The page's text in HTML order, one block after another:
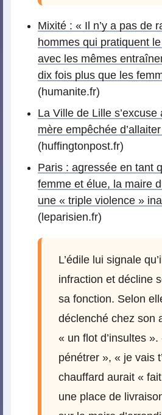
Mixité : « Il n’y a pas de
hommes qui pratiquent
avec les mêmes
dix fois plus que les
(humanite.fr)
La Ville de Lille s’excuse
mère empêchée
(huffingtonpost.fr)
Paris : agressée en tant
femme et élue, la maire
une « triple violence »
(leparisien.fr)
L’édile lui signale
infraction et décline
sa fonction. Selon
déclenché chez son
« un flot d’insultes
pénétrer », « je
chauffard aurait «
une place de